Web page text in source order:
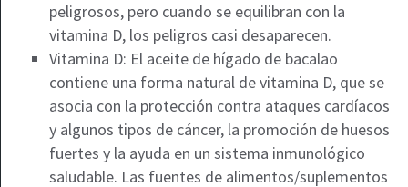
peligrosos, pero cuando se equilibran con la
vitamina D, los peligros casi desaparecen.
Vitamina D: El aceite de hígado de bacalao
contiene una forma natural de vitamina D, que se
asocia con la protección contra ataques cardíacos
y algunos tipos de cáncer, la promoción de huesos
fuertes y la ayuda en un sistema inmunológico
saludable. Las fuentes de alimentos/suplementos